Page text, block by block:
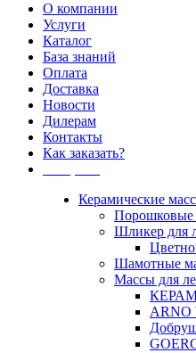
О компании
Услуги
Каталог
База знаний
Оплата
Доставка
Новости
Дилерам
Контакты
Как заказать?
Керамические
Порошковые
Шликер для
Шамотные
Массы для
ARNO